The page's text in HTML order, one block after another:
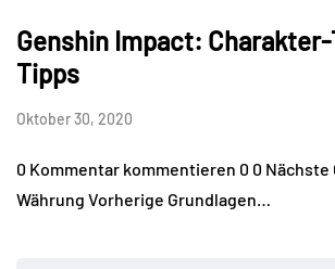
Genshin Impact:
Tipps
Oktober 30, 2020
0 Kommentar kommentieren 0 0 Nächste
Währung Vorherige Grundlagen…